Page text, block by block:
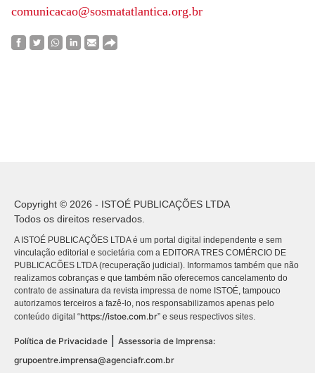
comunicacao@sosmatatlantica.org.br
Copyright © 2026 - ISTOÉ PUBLICAÇÕES LTDA
Todos os direitos reservados.
A ISTOÉ PUBLICAÇÕES LTDA é um portal digital independente e sem
vinculação editorial e societária com a EDITORA TRES COMÉRCIO DE
PUBLICACÕES LTDA (recuperação judicial). Informamos também que não
realizamos cobranças e que também não oferecemos cancelamento do
contrato de assinatura da revista impressa de nome ISTOÉ, tampouco
autorizamos terceiros a fazê-lo, nos responsabilizamos apenas pelo
conteúdo digital “https://istoe.com.br” e seus respectivos sites.
Política de Privacidade
Assessoria de Imprensa:
grupoentre.imprensa@agenciafr.com.br